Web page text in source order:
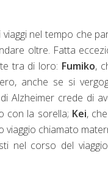
nel tempo che
oltre. Fatta
tra di loro: Fumiko,
anche se si
Alzheimer crede di
con la sorella; Kei,
chiamato
nel corso del